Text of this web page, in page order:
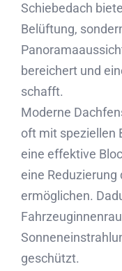
Schiebedach
Belüftung,
bereichert und
schafft.
Moderne
oft mit speziellen
eine effektive
eine
ermöglichen.
geschützt.